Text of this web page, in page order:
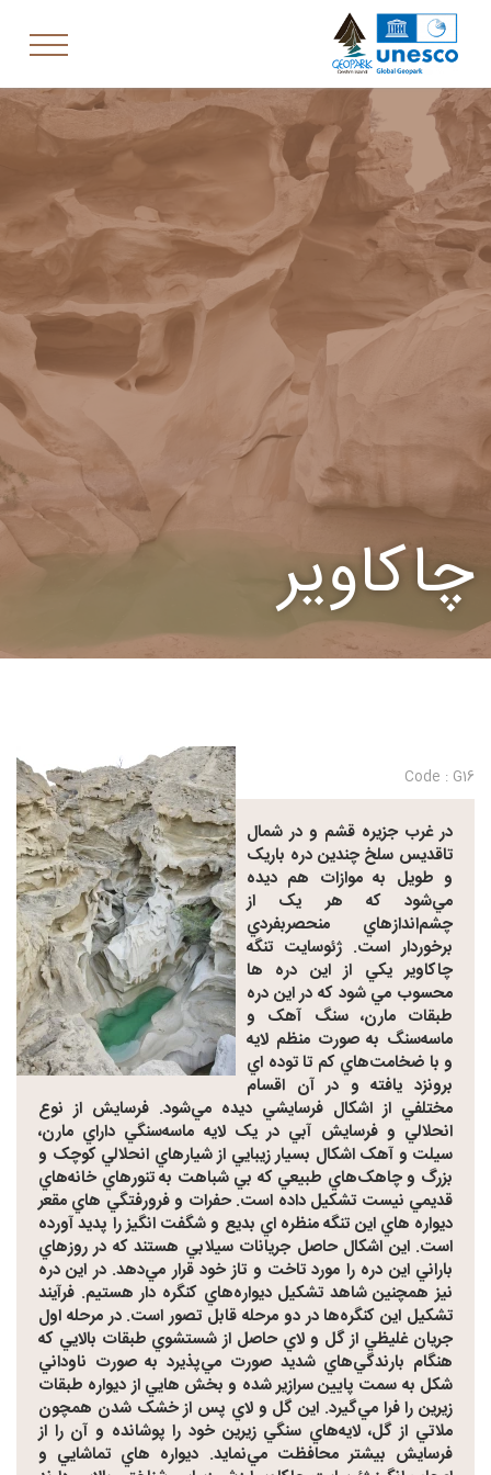
چاکاویر
Code : G16
در غرب جزيره قشم و در شمال
تاقديس سلخ چندين دره باريک
و طويل به موازات هم ديده
مي‌شود که هر يک از
چشم‌اندازهاي منحصربفردي
برخوردار است. ژئوسايت تنگه
چاکاوير يکي از اين دره ها
محسوب مي شود که در اين دره
طبقات مارن، سنگ آهک و
ماسه‌سنگ به صورت منظم لايه
و با ضخامت‌هاي کم تا توده اي
برونزد يافته و در آن اقسام
مختلفي از اشکال فرسايشي ديده مي‌شود. فرسايش از نوع
انحلالي و فرسايش آبي در يک لايه ماسه‌سنگي داراي مارن،
سيلت و آهک اشکال بسيار زيبايي از شيارهاي انحلالي کوچک و
بزرگ و چاهک‌هاي طبيعي که بي شباهت به تنورهاي خانه‌هاي
قديمي نيست تشکيل داده است. حفرات و فرورفتگي هاي مقعر
ديواره هاي اين تنگه منظره اي بديع و شگفت انگيز را پديد آورده
است. اين اشکال حاصل جريانات سيلابي هستند که در روزهاي
باراني اين دره را مورد تاخت و تاز خود قرار مي‌دهد. در اين دره
نيز همچنين شاهد تشکيل ديواره‌هاي کنگره دار هستيم. فرآيند
تشکيل اين کنگره‌ها در دو مرحله قابل تصور است. در مرحله اول
جريان غليظي از گل و لاي حاصل از شستشوي طبقات بالايي که
هنگام بارندگي‌هاي شديد صورت مي‌پذيرد به صورت ناوداني
شکل به سمت پايين سرازير شده و بخش هايي از ديواره طبقات
زيرين را فرا مي‌گيرد. اين گل و لاي پس از خشک شدن همچون
ملاتي از گل، لايه‌هاي سنگي زيرين خود را پوشانده و آن را از
فرسايش بيشتر محافظت مي‌نمايد. ديواره هاي تماشايي و